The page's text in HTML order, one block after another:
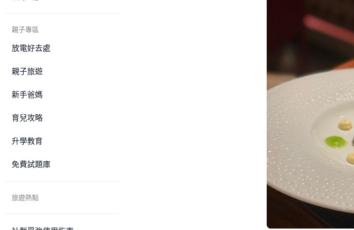
親子專區
放電好去處
親子旅遊
新手爸媽
育兒攻略
升學教育
免費試題庫
旅遊熱點